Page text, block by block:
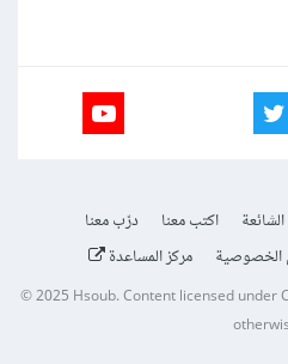
اكتب معنا
درّب معنا
الخصوصية مركز المساعدة
© 2025Hsoub.Content licensed under